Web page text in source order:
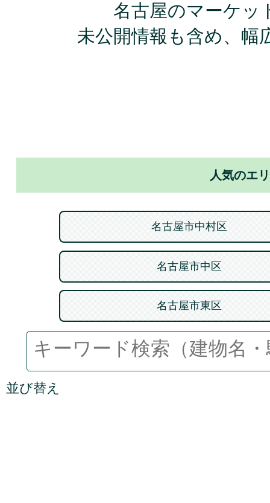
名古屋のマーケッ
未公開情報も含め、幅
人気のエ
名古屋市中村区
名古屋市中区
名古屋市東区
並び替え